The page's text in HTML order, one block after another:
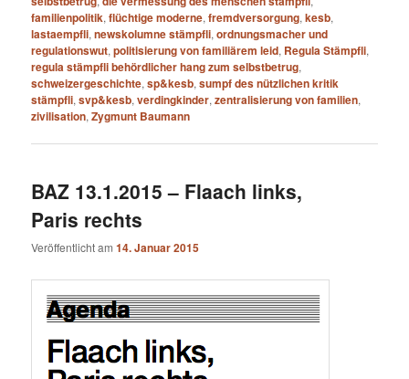
familienpolitik,flüchtige moderne,fremdversorgung,kesb,
lastaempfli,newskolumne stämpfli,ordnungsmacher und
regulationswut,politisierung von familiärem leid, Regula Stämpfli,
regula stämpfli behördlicher hang zum selbstbetrug,
schweizergeschichte,sp&kesb,sumpf des nützlichen kritik
stämpfli,svp&kesb,verdingkinder,zentralisierung von familien,
zivilisation,Zygmunt Baumann
BAZ 13.1.2015 – Flaach links,
Paris rechts
Veröffentlicht am14. Januar 2015